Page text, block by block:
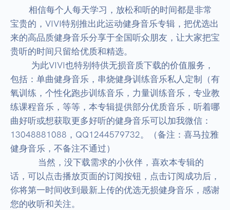
相信每个人每天学习，放松和听的时间都是非常
宝贵的，VIVI特别推出此运动健身音乐专辑，把优选出
来的高品质健身音乐分享于全国听众朋友，让大家把宝
贵听的时间只留给优质和精选。
为此VIVI也特别特供无损音质下载的价值服务，
包括：单曲健身音乐，串烧健身训练音乐私人定制（有
氧训练，个性化跑步训练音乐，力量训练音乐，专业教
练课程音乐，等等，本专辑提供部分优质音乐，听着哪
曲好听或想获取更多好听的健身音乐可以加我微信：
13048881088，QQ1244579732。（备注：喜马拉雅
健身音乐，不备注不通过）
当然，没下载需求的小伙伴，喜欢本专辑的
话，可以点击播放页面的订阅按钮，点击订阅成功后，
你将第一时间收到最新上传的优选无损健身音乐，感谢
您的收听和关注。